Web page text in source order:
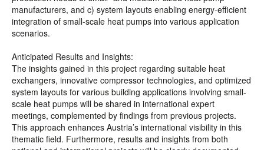
manufacturers, and c) system layouts enabling energy-efficient
integration of small-scale heat pumps into various application
scenarios.
Anticipated Results and Insights:
The insights gained in this project regarding suitable heat
exchangers, innovative compressor technologies, and optimized
system layouts for various building applications involving small-
scale heat pumps will be shared in international expert
meetings, complemented by findings from previous projects.
This approach enhances Austria’s international visibility in this
thematic field. Furthermore, results and insights from both